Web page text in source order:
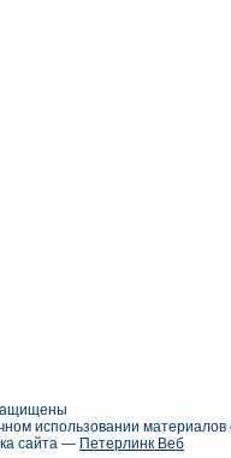
использовании
сайта — Петерлинк Веб